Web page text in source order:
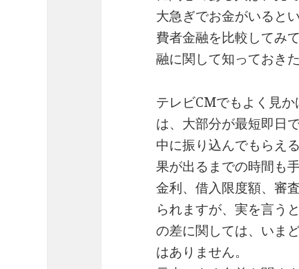
大急ぎでお金がいると
費者金融を比較してみ
融に関して知っておき
テレビCMでもよく見
は、大部分が最短即日
中に振り込んでもらえ
果が出るまでの時間も
金利、借入限度額、審
られますが、実を言う
の差に関しては、いま
はありません。